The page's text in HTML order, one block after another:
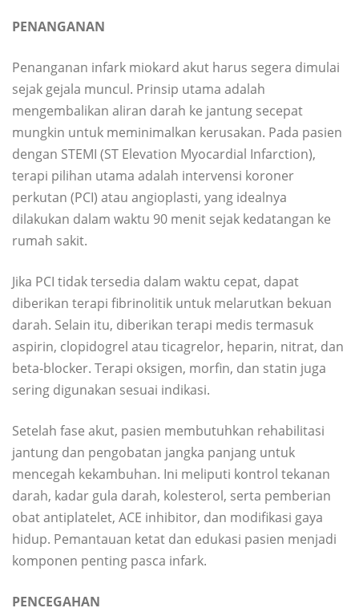
PENANGANAN
Penanganan infark miokard akut harus segera dimulai
sejak gejala muncul. Prinsip utama adalah
mengembalikan aliran darah ke jantung secepat
mungkin untuk meminimalkan kerusakan. Pada pasien
dengan STEMI (ST Elevation Myocardial Infarction),
terapi pilihan utama adalah intervensi koroner
perkutan (PCI) atau angioplasti, yang idealnya
dilakukan dalam waktu 90 menit sejak kedatangan ke
rumah sakit.
Jika PCI tidak tersedia dalam waktu cepat, dapat
diberikan terapi fibrinolitik untuk melarutkan bekuan
darah. Selain itu, diberikan terapi medis termasuk
aspirin, clopidogrel atau ticagrelor, heparin, nitrat, dan
beta-blocker. Terapi oksigen, morfin, dan statin juga
sering digunakan sesuai indikasi.
Setelah fase akut, pasien membutuhkan rehabilitasi
jantung dan pengobatan jangka panjang untuk
mencegah kekambuhan. Ini meliputi kontrol tekanan
darah, kadar gula darah, kolesterol, serta pemberian
obat antiplatelet, ACE inhibitor, dan modifikasi gaya
hidup. Pemantauan ketat dan edukasi pasien menjadi
komponen penting pasca infark.
PENCEGAHAN